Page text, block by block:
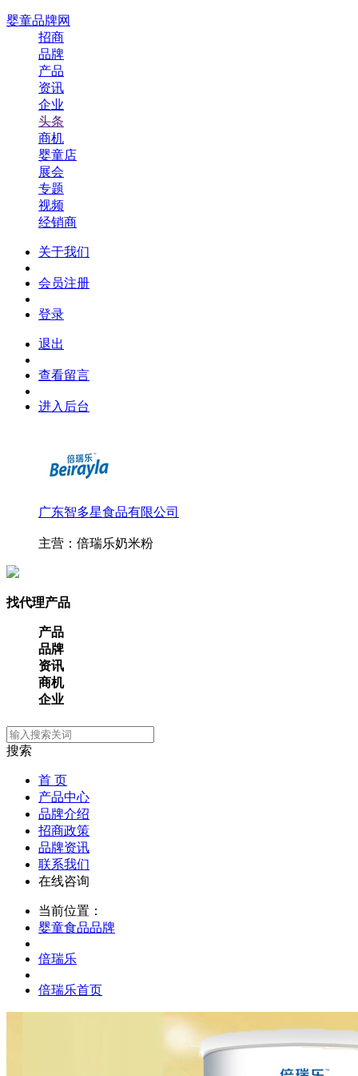
婴童品牌网
招商
品牌
产品
资讯
企业
头条
商机
婴童店
展会
专题
视频
经销商
关于我们
会员注册
登录
退出
查看留言
进入后台
广东智多星食品有限公司
主营：倍瑞乐奶米粉
找代理产品
产品
品牌
资讯
商机
企业
搜索
首 页
产品中心
品牌介绍
招商政策
品牌资讯
联系我们
在线咨询
当前位置：
婴童食品品牌
倍瑞乐
倍瑞乐首页